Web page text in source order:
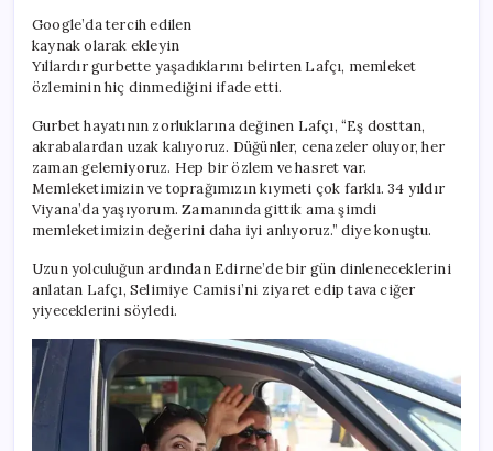
Google’da tercih edilen
kaynak olarak ekleyin
Yıllardır gurbette yaşadıklarını belirten Lafçı, memleket
özleminin hiç dinmediğini ifade etti.
Gurbet hayatının zorluklarına değinen Lafçı, “Eş dosttan,
akrabalardan uzak kalıyoruz. Düğünler, cenazeler oluyor, her
zaman gelemiyoruz. Hep bir özlem ve hasret var.
Memleketimizin ve toprağımızın kıymeti çok farklı. 34 yıldır
Viyana’da yaşıyorum. Zamanında gittik ama şimdi
memleketimizin değerini daha iyi anlıyoruz.” diye konuştu.
Uzun yolculuğun ardından Edirne’de bir gün dinleneceklerini
anlatan Lafçı, Selimiye Camisi’ni ziyaret edip tava ciğer
yiyeceklerini söyledi.